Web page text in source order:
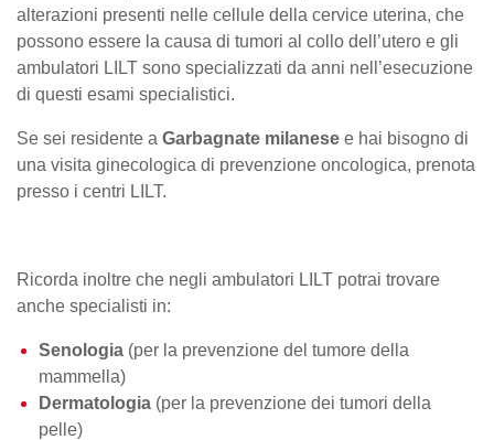
alterazioni presenti nelle cellule della cervice uterina, che
possono essere la causa di tumori al collo dell’utero e gli
ambulatori LILT sono specializzati da anni nell’esecuzione
di questi esami specialistici.
Se sei residente a Garbagnate milanese e hai bisogno di
una visita ginecologica di prevenzione oncologica, prenota
presso i centri LILT.
Ricorda inoltre che negli ambulatori LILT potrai trovare
anche specialisti in:
Senologia (per la prevenzione del tumore della
mammella)
Dermatologia (per la prevenzione dei tumori della
pelle)